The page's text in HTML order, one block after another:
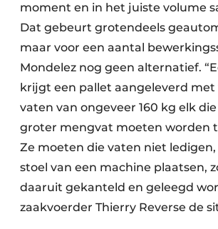
moment en in het juiste volume
Dat gebeurt grotendeels
maar voor een aantal
Mondelez nog geen alternatief.
krijgt een pallet aangeleverd met
vaten van ongeveer 160 kg elk
groter mengvat moeten worden
Ze moeten die vaten niet
stoel van een machine plaatsen,
daaruit gekanteld en geleegd
zaakvoerder Thierry Reverse de